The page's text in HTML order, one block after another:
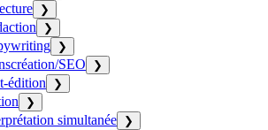
❯
❯
❯
SEO ❯
édition ❯
❯
simultanée ❯